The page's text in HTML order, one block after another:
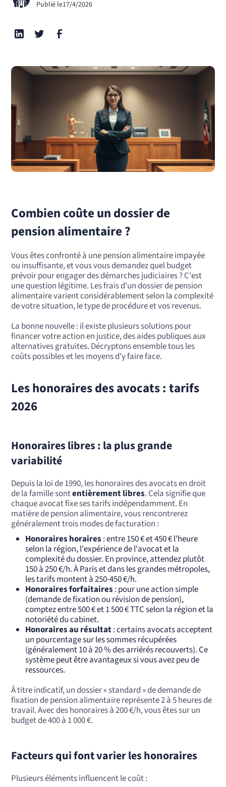
Publié le17/4/2026
Combien coûte un dossier de
pension alimentaire ?
Vous êtes confronté à une pension alimentaire impayée
ou insuffisante, et vous vous demandez quel budget
prévoir pour engager des démarches judiciaires ? C'est
une question légitime. Les frais d'un dossier de pension
alimentaire varient considérablement selon la complexité
de votre situation, le type de procédure et vos revenus.
La bonne nouvelle : il existe plusieurs solutions pour
financer votre action en justice, des aides publiques aux
alternatives gratuites. Décryptons ensemble tous les
coûts possibles et les moyens d'y faire face.
Les honoraires des avocats : tarifs
2026
Honoraires libres : la plus grande
variabilité
Depuis la loi de 1990, les honoraires des avocats en droit
de la famille sontentièrement libres. Cela signifie que
chaque avocat fixe ses tarifs indépendamment. En
matière de pension alimentaire, vous rencontrerez
généralement trois modes de facturation :
Honoraires horaires : entre 150 € et 450 € l'heure
selon la région, l'expérience de l'avocat et la
complexité du dossier. En province, attendez plutôt
150 à 250 €/h. À Paris et dans les grandes métropoles,
les tarifs montent à 250-450 €/h.
Honoraires forfaitaires : pour une action simple
(demande de fixation ou révision de pension),
comptez entre 500 € et 1 500 € TTC selon la région et la
notoriété du cabinet.
Honoraires au résultat: certains avocats acceptent
un pourcentage sur les sommes récupérées
(généralement 10 à 20 % des arriérés recouverts). Ce
système peut être avantageux si vous avez peu de
ressources.
À titre indicatif, un dossier « standard » de demande de
fixation de pension alimentaire représente 2 à 5 heures de
travail. Avec des honoraires à 200 €/h, vous êtes sur un
budget de 400 à 1 000 €.
Facteurs qui font varier les honoraires
Plusieurs éléments influencent le coût :